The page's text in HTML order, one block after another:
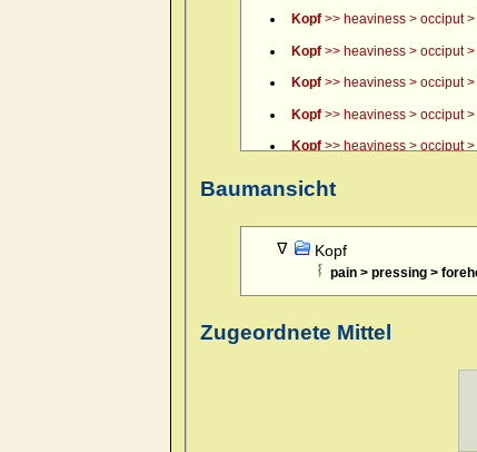
Kopf>> heaviness > occiput
Kopf>> heaviness > occiput >
Kopf>> heaviness > occiput
Kopf>> heaviness > occiput
Kopf>> heaviness > occiput
Kopf
Kopf >> pain > boring >
Kopf>> pain > boring >
Kopf>> pain > boring >
>> pain > boring >
>> pain > boring >
Baumansicht
Kopf
pain > pressing >
Zugeordnete Mittel